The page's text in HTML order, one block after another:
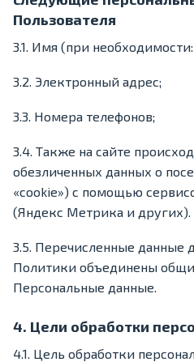
Пользователя
3.1. Имя (при
3.2. Электронный адрес;
3.3. Номера телефонов;
3.4. Также на сайте
обезличенных данных о
«cookie») с помощью
(Яндекс Метрика и других).
3.5. Перечисленные данные
Политики объединены
Персональные данные.
4. Цели обработки
4.1. Цель обработки